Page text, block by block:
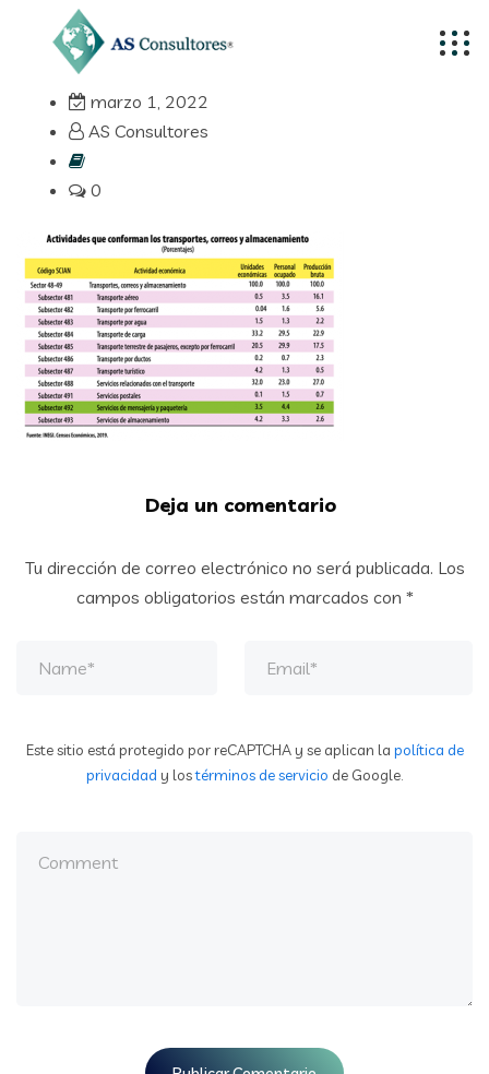
marzo 1, 2022
AS Consultores
0
Deja un comentario
Tu dirección de correo electrónico no será publicada. Los
campos obligatorios están marcados con *
Este sitio está protegido por reCAPTCHA y se aplican la política de
privacidad y lostérminos de servicio de Google.